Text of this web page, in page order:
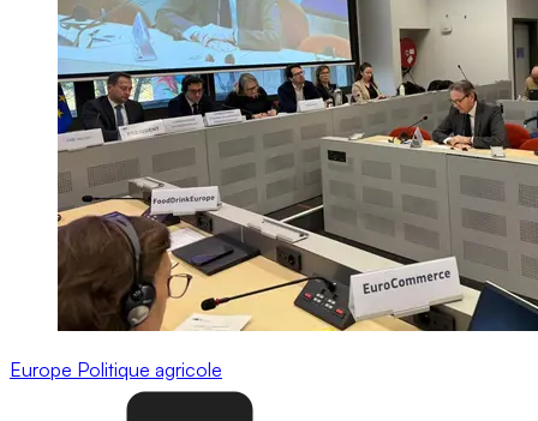
Europe Politique agricole